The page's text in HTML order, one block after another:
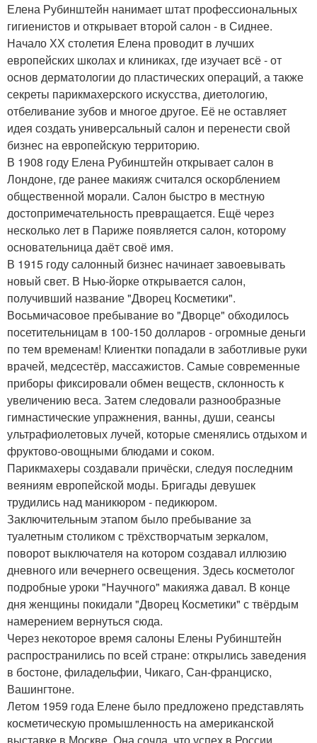
Елена Рубинштейн нанимает штат профессиональных
гигиенистов и открывает второй салон - в Сиднее.
Начало ХХ столетия Елена проводит в лучших
европейских школах и клиниках, где изучает всё - от
основ дерматологии до пластических операций, а также
секреты парикмахерского искусства, диетологию,
отбеливание зубов и многое другое. Её не оставляет
идея создать универсальный салон и перенести свой
бизнес на европейскую территорию.
В 1908 году Елена Рубинштейн открывает салон в
Лондоне, где ранее макияж считался оскорблением
общественной морали. Салон быстро в местную
достопримечательность превращается. Ещё через
несколько лет в Париже появляется салон, которому
основательница даёт своё имя.
В 1915 году салонный бизнес начинает завоевывать
новый свет. В Нью-йорке открывается салон,
получивший название "Дворец Косметики".
Восьмичасовое пребывание во "Дворце" обходилось
посетительницам в 100-150 долларов - огромные деньги
по тем временам! Клиентки попадали в заботливые руки
врачей, медсестёр, массажистов. Самые современные
приборы фиксировали обмен веществ, склонность к
увеличению веса. Затем следовали разнообразные
гимнастические упражнения, ванны, души, сеансы
ультрафиолетовых лучей, которые сменялись отдыхом и
фруктово-овощными блюдами и соком.
Парикмахеры создавали причёски, следуя последним
веяниям европейской моды. Бригады девушек
трудились над маникюром - педикюром.
Заключительным этапом было пребывание за
туалетным столиком с трёхстворчатым зеркалом,
поворот выключателя на котором создавал иллюзию
дневного или вечернего освещения. Здесь косметолог
подробные уроки "Научного" макияжа давал. В конце
дня женщины покидали "Дворец Косметики" с твёрдым
намерением вернуться сюда.
Через некоторое время салоны Елены Рубинштейн
распространились по всей стране: открылись заведения
в бостоне, филадельфии, Чикаго, Сан-франциско,
Вашингтоне.
Летом 1959 года Елене было предложено представлять
косметическую промышленность на американской